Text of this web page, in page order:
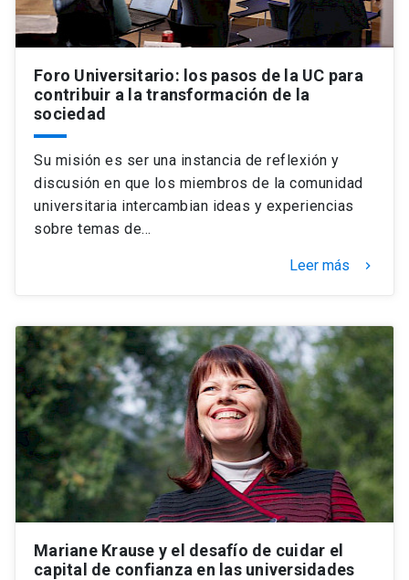
Foro Universitario: los pasos de la UC para
contribuir a la transformación de la
sociedad
Su misión es ser una instancia de reflexión y
discusión en que los miembros de la comunidad
universitaria intercambian ideas y experiencias
sobre temas de…
Leer más keyboard_arrow_right
Mariane Krause y el desafío de cuidar el
capital de confianza en las universidades